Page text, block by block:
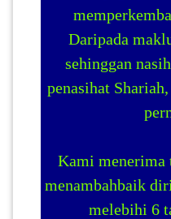
Daripada
sehinggan
penasihat
Kami menerima
menambahbaik
melebihi 6